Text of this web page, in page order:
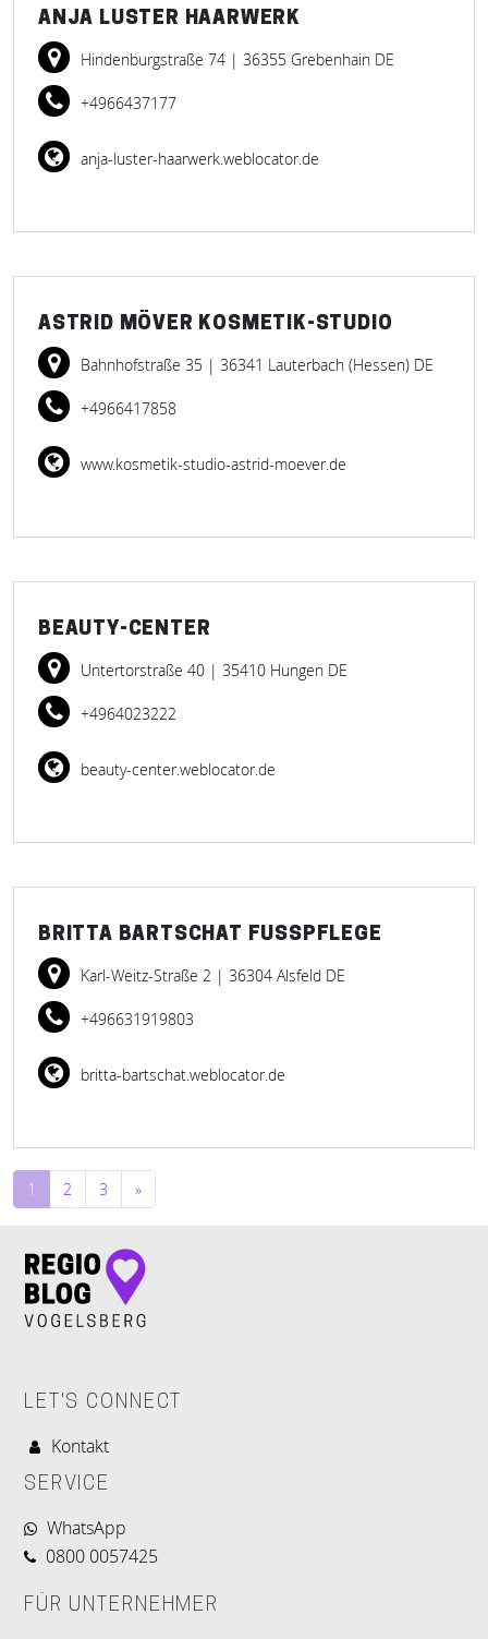
ANJA LUSTER HAARWERK
Hindenburgstraße 74 | 36355 Grebenhain DE
+4966437177
anja-luster-haarwerk.weblocator.de
ASTRID MÖVER KOSMETIK-STUDIO
Bahnhofstraße 35 | 36341 Lauterbach (Hessen) DE
+4966417858
www.kosmetik-studio-astrid-moever.de
BEAUTY-CENTER
Untertorstraße 40 | 35410 Hungen DE
+4964023222
beauty-center.weblocator.de
BRITTA BARTSCHAT FUSSPFLEGE
Karl-Weitz-Straße 2 | 36304 Alsfeld DE
+496631919803
britta-bartschat.weblocator.de
Beitragsnavigation
1 2 3 »
LET'S CONNECT
Kontakt
SERVICE
WhatsApp
0800 0057425
FÜR UNTERNEHMER